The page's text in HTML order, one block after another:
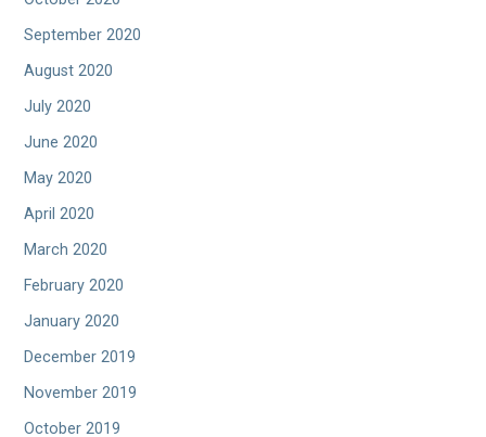
September 2020
August 2020
July 2020
June 2020
May 2020
April 2020
March 2020
February 2020
January 2020
December 2019
November 2019
October 2019